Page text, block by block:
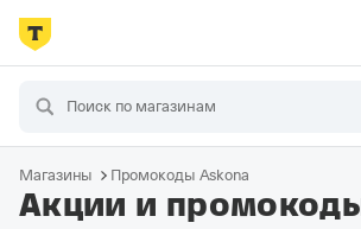
Магазины Промокоды Askona
Акции и